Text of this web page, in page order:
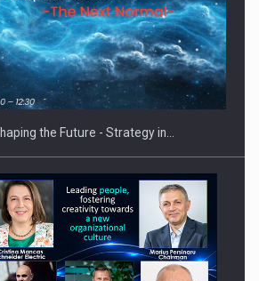
the Future of Protein Demand
the Future - Strategy in…